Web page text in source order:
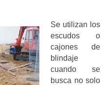
Se utilizan los
escudos o
cajones de
blindaje
cuando se
busca no solo